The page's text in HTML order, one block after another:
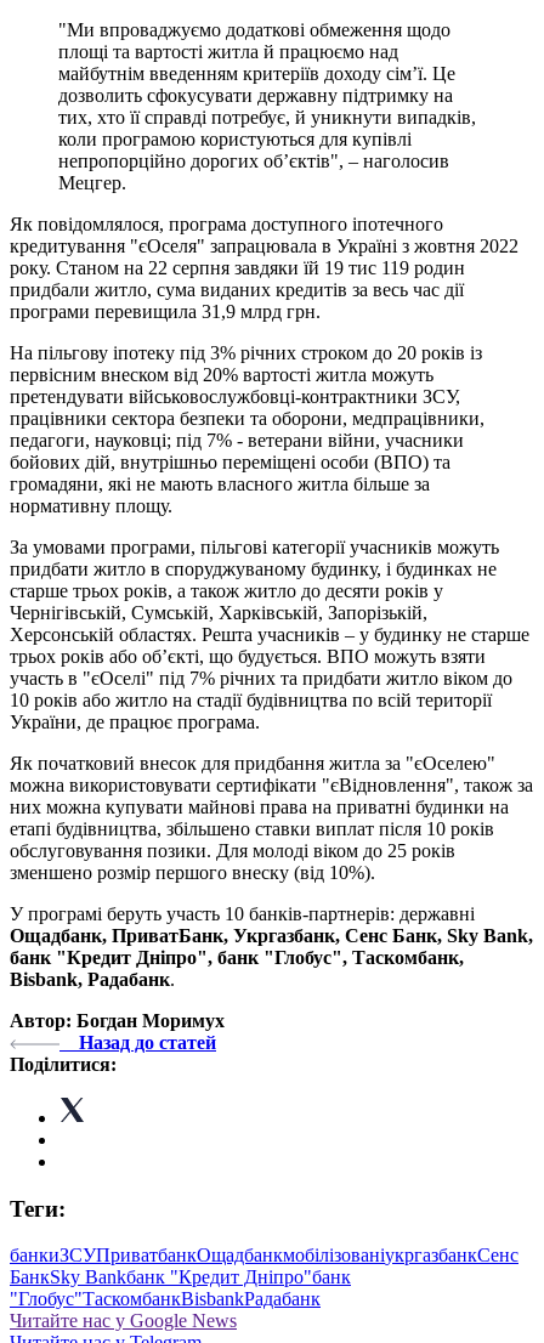
"Ми впроваджуємо додаткові обмеження щодо
площі та вартості житла й працюємо над
майбутнім введенням критеріїв доходу сім’ї. Це
дозволить сфокусувати державну підтримку на
тих, хто її справді потребує, й уникнути випадків,
коли програмою користуються для купівлі
непропорційно дорогих об’єктів", – наголосив
Мецгер.
Як повідомлялося, програма доступного іпотечного
кредитування "єОселя" запрацювала в Україні з жовтня 2022
року. Станом на 22 серпня завдяки їй 19 тис 119 родин
придбали житло, сума виданих кредитів за весь час дії
програми перевищила 31,9 млрд грн.
На пільгову іпотеку під 3% річних строком до 20 років із
первісним внеском від 20% вартості житла можуть
претендувати військовослужбовці-контрактники ЗСУ,
працівники сектора безпеки та оборони, медпрацівники,
педагоги, науковці; під 7% - ветерани війни, учасники
бойових дій, внутрішньо переміщені особи (ВПО) та
громадяни, які не мають власного житла більше за
нормативну площу.
За умовами програми, пільгові категорії учасників можуть
придбати житло в споруджуваному будинку, і будинках не
старше трьох років, а також житло до десяти років у
Чернігівській, Сумській, Харківській, Запорізькій,
Херсонській областях. Решта учасників – у будинку не старше
трьох років або об’єкті, що будується. ВПО можуть взяти
участь в "єОселі" під 7% річних та придбати житло віком до
10 років або житло на стадії будівництва по всій території
України, де працює програма.
Як початковий внесок для придбання житла за "єОселею"
можна використовувати сертифікати "єВідновлення", також за
них можна купувати майнові права на приватні будинки на
етапі будівництва, збільшено ставки виплат після 10 років
обслуговування позики. Для молоді віком до 25 років
зменшено розмір першого внеску (від 10%).
У програмі беруть участь 10 банків-партнерів: державні
Ощадбанк, ПриватБанк, Укргазбанк, Сенс Банк, Sky Bank,
банк "Кредит Дніпро", банк "Глобус", Таскомбанк,
Bisbank, Радабанк.
Автор: Богдан Моримух
Назад до статей
Поділитися:
Теги:
банкиЗСУПриватбанкОщадбанкмобілізованіукргазбанкСенс
БанкSky Bankбанк "Кредит Дніпро"банк
"Глобус"ТаскомбанкBisbankРадабанк
Читайте нас у Google News